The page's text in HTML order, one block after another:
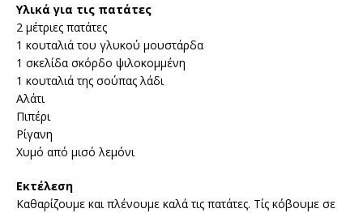
Υλικά για τις πατάτες
2 μέτριες πατάτες
1 κουταλιά του γλυκού μουστάρδα
1 σκελίδα σκόρδο ψιλοκομμένη
1 κουταλιά της σούπας λάδι
Αλάτι
Πιπέρι
Ρίγανη
Χυμό από μισό λεμόνι
Εκτέλεση
Καθαρίζουμε και πλένουμε καλά τις πατάτες. Τίς κόβουμε σε